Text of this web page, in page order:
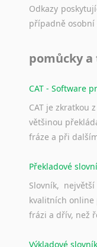
Odkazy
případně osobní
pomůcky
CAT - Software
CAT je zkratkou
většinou
fráze a při
Překladové
Slovník,
kvalitních online
frázi a dřív, než
Výkladové